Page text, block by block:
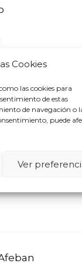
Cookies
las cookies para
de estas
de navegación o
puede
Ver